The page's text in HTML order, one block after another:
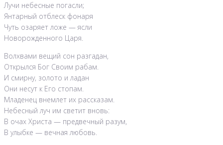
Лучи небесные погасли;
Янтарный отблеск фонаря
Чуть озаряет ложе — ясли
Новорожденного Царя.
Волхвами вещий сон разгадан,
Открылся Бог Своим рабам.
И смирну, золото и ладан
Они несут к Его стопам.
Младенец внемлет их рассказам.
Небесный луч им светит вновь:
В очах Христа — предвечный разум,
В улыбке — вечная любовь.